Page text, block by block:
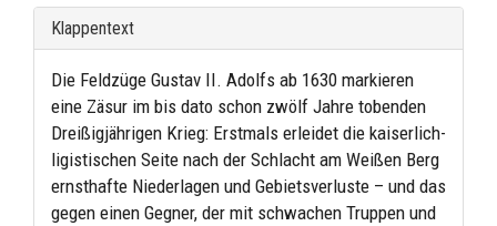
Klappentext
Die Feldzüge Gustav II. Adolfs ab 1630 markieren
eine Zäsur im bis dato schon zwölf Jahre tobenden
Dreißigjährigen Krieg: Erstmals erleidet die kaiserlich-
ligistischen Seite nach der Schlacht am Weißen Berg
ernsthafte Niederlagen und Gebietsverluste – und das
gegen einen Gegner, der mit schwachen Truppen und